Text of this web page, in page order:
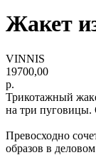
Жакет
VINNIS
19700,00
р.
Трикотажный
на три пуговицы.
Превосходно
образов в